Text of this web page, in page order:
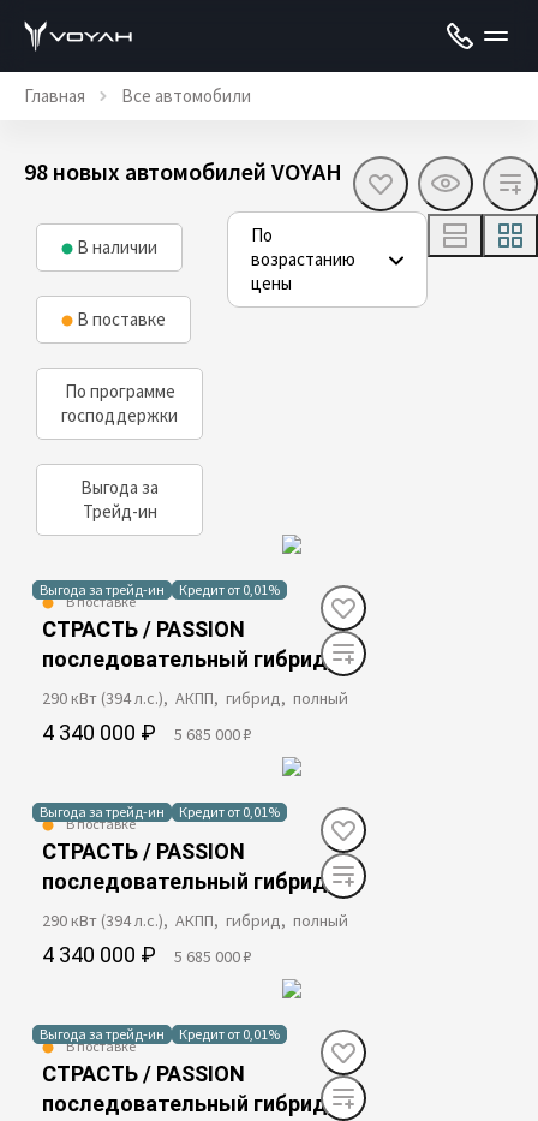
Главная Все автомобили
98 новых автомобилей VOYAH
В наличии
В поставке
По программе
господдержки
Выгода за
Трейд-ин
По
возрастанию
цены
Выгода за трейд-ин Кредит от 0,01%
В поставке
СТРАСТЬ / PASSION
последовательный гибрид
290 кВт (394 л.с.), АКПП, гибрид, полный
4 340 000 ₽ 5 685 000 ₽
Выгода за трейд-ин Кредит от 0,01%
В поставке
СТРАСТЬ / PASSION
последовательный гибрид
290 кВт (394 л.с.), АКПП, гибрид, полный
4 340 000 ₽ 5 685 000 ₽
Выгода за трейд-ин Кредит от 0,01%
В поставке
СТРАСТЬ / PASSION
последовательный гибрид